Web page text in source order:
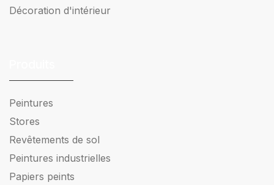
Décoration d'intérieur
Peintures
Stores
Revêtements de sol
Peintures industrielles
Papiers peints